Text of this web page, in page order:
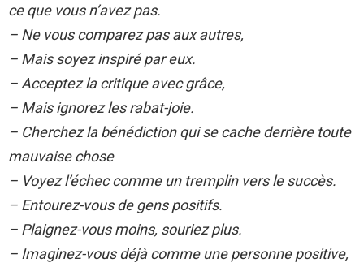
ce que vous n’avez pas.
– Ne vous comparez pas aux autres,
– Mais soyez inspiré par eux.
– Acceptez la critique avec grâce,
– Mais ignorez les rabat-joie.
– Cherchez la bénédiction qui se cache derrière toute
mauvaise chose
– Voyez l’échec comme un tremplin vers le succès.
– Entourez-vous de gens positifs.
– Plaignez-vous moins, souriez plus.
– Imaginez-vous déjà comme une personne positive,